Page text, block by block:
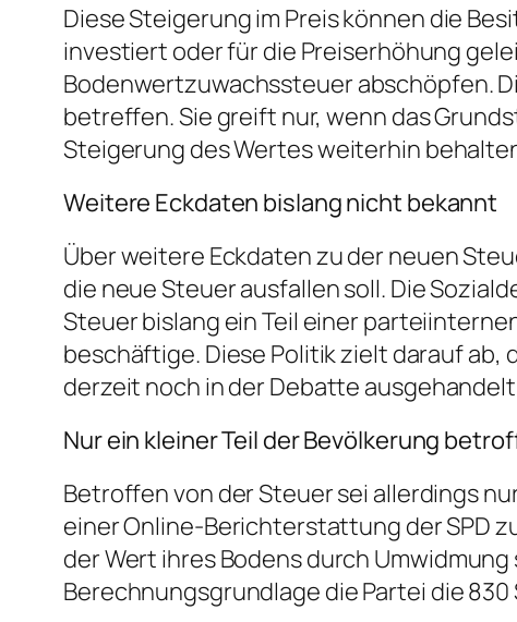
Diese Steigerung im Preis können die
investiert oder für die Preiserhöhung
Bodenwertzuwachssteuer abschöpfen.
betreffen. Sie greift nur, wenn das
Steigerung des Wertes weiterhin
Weitere Eckdaten bislang nicht bekannt
Über weitere Eckdaten zu der neuen
die neue Steuer ausfallen soll. Die
Steuer bislang ein Teil einer
beschäftige. Diese Politik zielt darauf ab,
derzeit noch in der Debatte
Nur ein kleiner Teil der Bevölkerung
Betroffen von der Steuer sei allerdings
einer Online-Berichterstattung der SPD
der Wert ihres Bodens durch
Berechnungsgrundlage die Partei die